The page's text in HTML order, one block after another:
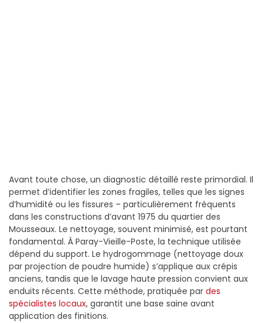
Avant toute chose, un diagnostic détaillé reste primordial. Il
permet d’identifier les zones fragiles, telles que les signes
d’humidité ou les fissures – particulièrement fréquents
dans les constructions d’avant 1975 du quartier des
Mousseaux. Le nettoyage, souvent minimisé, est pourtant
fondamental. À Paray-Vieille-Poste, la technique utilisée
dépend du support. Le hydrogommage (nettoyage doux
par projection de poudre humide) s’applique aux crépis
anciens, tandis que le lavage haute pression convient aux
enduits récents. Cette méthode, pratiquée par des
spécialistes locaux, garantit une base saine avant
application des finitions.